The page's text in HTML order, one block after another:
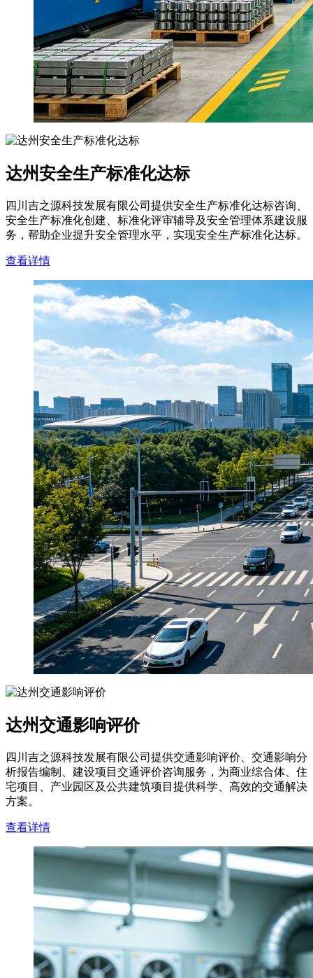
达州安全生产标准化达标
四川吉之源科技发展有限公司提供安全生产标准化达标咨询、
安全生产标准化创建、标准化评审辅导及安全管理体系建设服
务，帮助企业提升安全管理水平，实现安全生产标准化达标。
查看详情
达州交通影响评价
四川吉之源科技发展有限公司提供交通影响评价、交通影响分
析报告编制、建设项目交通评价咨询服务，为商业综合体、住
宅项目、产业园区及公共建筑项目提供科学、高效的交通解决
方案。
查看详情